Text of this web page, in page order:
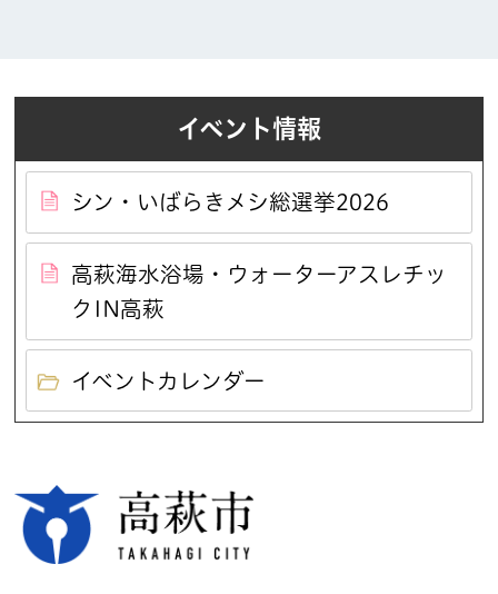
イベント情報
シン・いばらきメシ総選挙2026
高萩海水浴場・ウォーターアスレチッ
クIN高萩
イベントカレンダー